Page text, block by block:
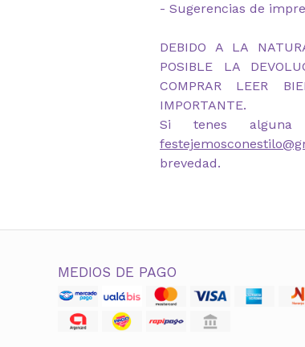
- Sugerencias de
DEBIDO A LA
POSIBLE LA
COMPRAR LEER
IMPORTANTE.
Si tenes
brevedad.
MEDIOS DE PAGO